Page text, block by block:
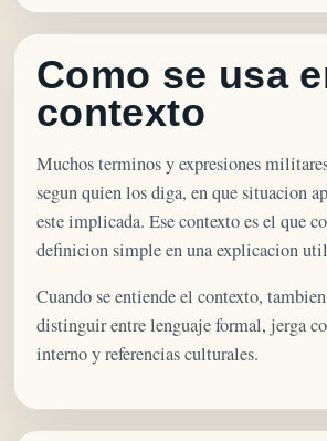
Como se usa
contexto
Muchos terminos y expresiones
segun quien los diga, en que situacion
este implicada. Ese contexto es el que
definicion simple en una explicacion
Cuando se entiende el contexto,
distinguir entre lenguaje formal, jerga
interno y referencias culturales.